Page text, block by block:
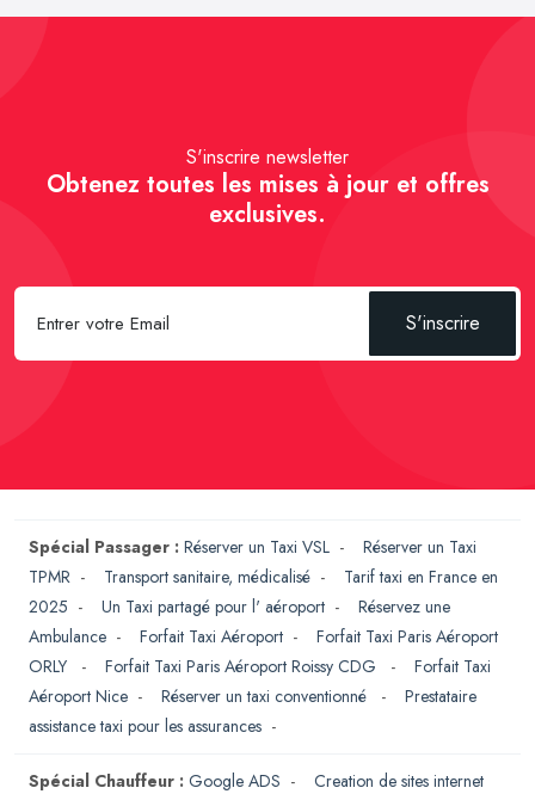
S'inscrire newsletter
Obtenez toutes les mises à jour et offres
exclusives.
S'inscrire
Spécial Passager : Réserver un Taxi VSL - Réserver un Taxi
TPMR - Transport sanitaire, médicalisé - Tarif taxi en France en
2025 - Un Taxi partagé pour l' aéroport - Réservez une
Ambulance - Forfait Taxi Aéroport - Forfait Taxi Paris Aéroport
ORLY
- Forfait Taxi Paris Aéroport Roissy CDG - Forfait Taxi
Aéroport Nice - Réserver un taxi conventionné - Prestataire
assistance taxi pour les assurances -
Spécial Chauffeur : Google ADS - Creation de sites internet